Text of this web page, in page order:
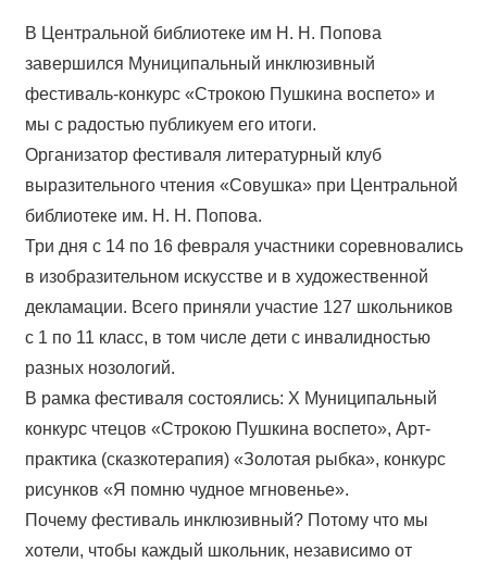
В Центральной библиотеке им Н. Н. Попова
завершился Муниципальный инклюзивный
фестиваль-конкурс «Строкою Пушкина воспето» и
мы с радостью публикуем его итоги.
Организатор фестиваля литературный клуб
выразительного чтения «Совушка» при Центральной
библиотеке им. Н. Н. Попова.
Три дня с 14 по 16 февраля участники соревновались
в изобразительном искусстве и в художественной
декламации. Всего приняли участие 127 школьников
с 1 по 11 класс, в том числе дети с инвалидностью
разных нозологий.
В рамка фестиваля состоялись: Х Муниципальный
конкурс чтецов «Строкою Пушкина воспето», Арт-
практика (сказкотерапия) «Золотая рыбка», конкурс
рисунков «Я помню чудное мгновенье».
Почему фестиваль инклюзивный? Потому что мы
хотели, чтобы каждый школьник, независимо от